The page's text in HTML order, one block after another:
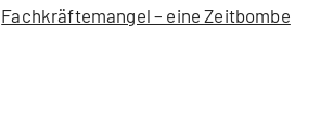
Fachkräftemangel – eine Zeitbombe